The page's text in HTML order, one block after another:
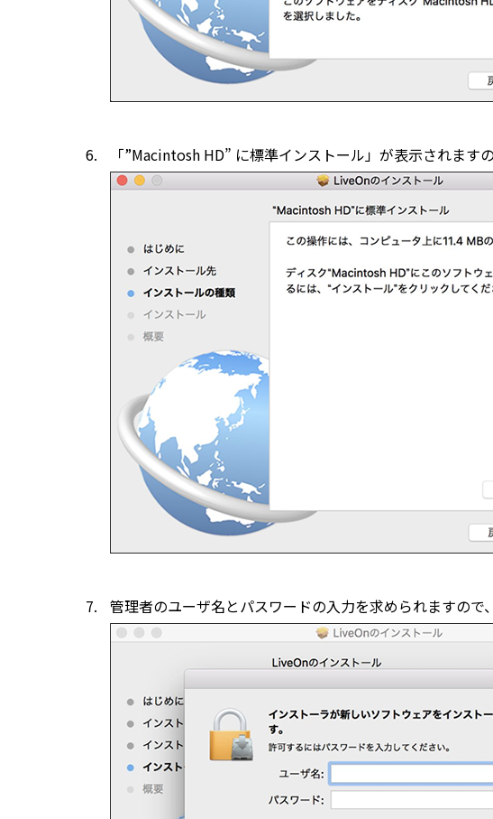
「”Macintosh HD” に標準インストール」が表示されます
管理者のユーザ名とパスワードの入力を求められますの